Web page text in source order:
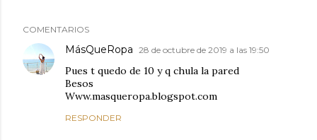
COMENTARIOS
MásQueRopa 28 de octubre de 2019 a las 19:50
Pues t quedo de 10 y q chula la pared
Besos
Www.masqueropa.blogspot.com
RESPONDER